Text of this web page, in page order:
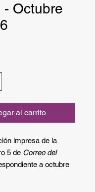
- Octubre
al carrito
impresa de la
5 de Correo del
a octubre